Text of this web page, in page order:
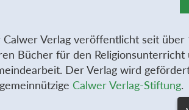
Calwer Verlag veröffentlicht seit über
Bücher für den Religionsunterricht
Der Verlag wird
Calwer Verlag-Stiftung.